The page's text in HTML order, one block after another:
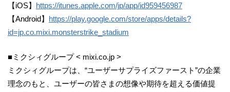
【iOS】 https://itunes.apple.com/jp/app/id959456987
【Android】 https://play.google.com/store/apps/details?
id=jp.co.mixi.monsterstrike_stadium
■ミクシィグループ < mixi.co.jp >
ミクシィグループは、“ユーザーサプライズファースト”の企業
理念のもと、ユーザーの皆さまの想像や期待を超える価値提